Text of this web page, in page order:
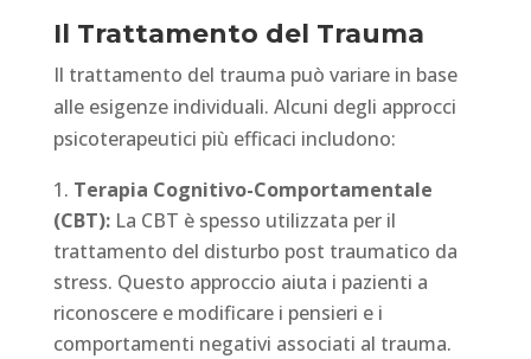
Il Trattamento del Trauma
Il trattamento del trauma può variare in base
alle esigenze individuali. Alcuni degli approcci
psicoterapeutici più efficaci includono:
Terapia Cognitivo-Comportamentale
(CBT):La CBT è spesso utilizzata per il
trattamento del disturbo post traumatico da
stress. Questo approccio aiuta i pazienti a
riconoscere e modificare i pensieri e i
comportamenti negativi associati al trauma.